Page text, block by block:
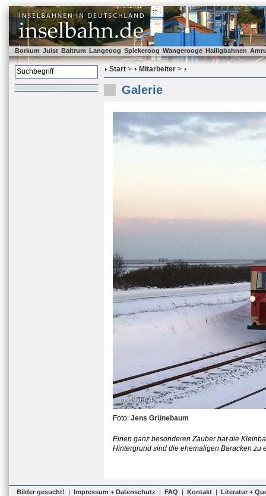
Borkum Juist Baltrum Langeoog Spiekeroog Wangerooge Halligbahnen
Start > Mitarbeiter >
Galerie
Foto: Jens Grünebaum
Einen ganz besonderen Zauber hat die
Hintergrund sind die ehemaligen Baracken zu
Bilder gesucht! | Impressum + Datenschutz | FAQ | Kontakt | Literatur +